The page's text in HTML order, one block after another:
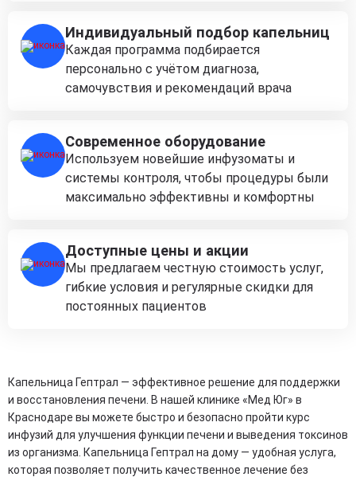
Индивидуальный подбор капельниц
Каждая программа подбирается
персонально с учётом диагноза,
самочувствия и рекомендаций врача
Современное оборудование
Используем новейшие инфузоматы и
системы контроля, чтобы процедуры были
максимально эффективны и комфортны
Доступные цены и акции
Мы предлагаем честную стоимость услуг,
гибкие условия и регулярные скидки для
постоянных пациентов
Капельница Гептрал — эффективное решение для поддержки
и восстановления печени. В нашей клинике «Мед Юг» в
Краснодаре вы можете быстро и безопасно пройти курс
инфузий для улучшения функции печени и выведения токсинов
из организма. Капельница Гептрал на дому — удобная услуга,
которая позволяет получить качественное лечение без